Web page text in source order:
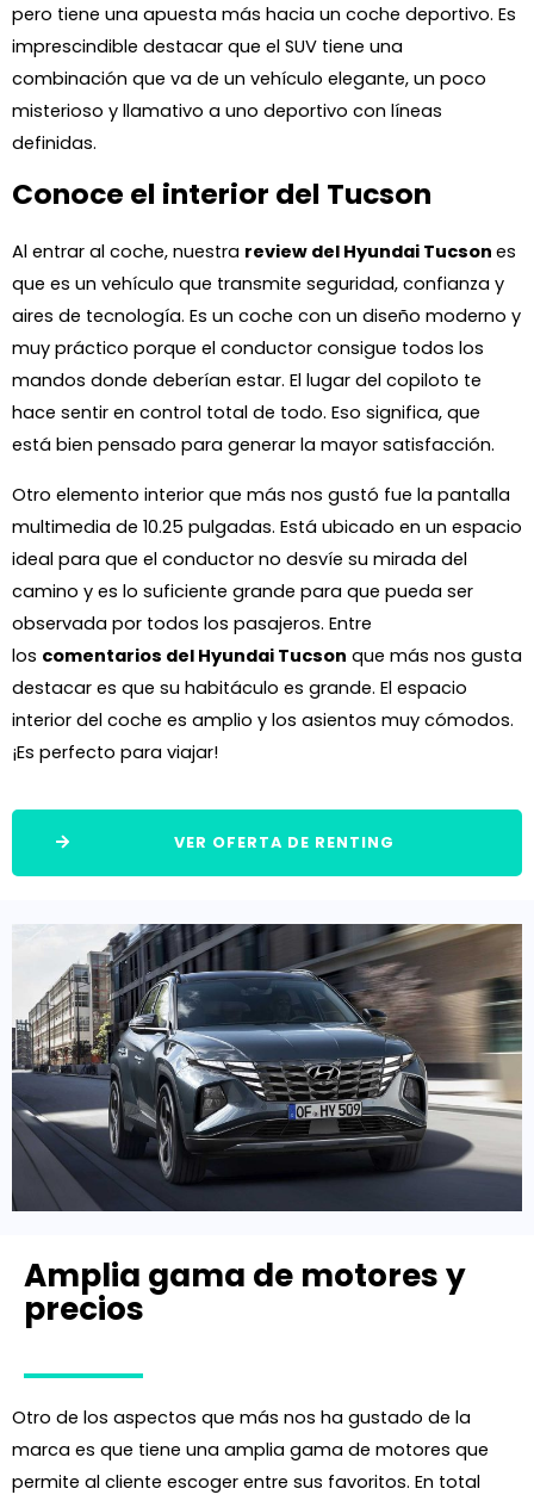
pero tiene una apuesta más hacia un coche deportivo. Es
imprescindible destacar que el SUV tiene una
combinación que va de un vehículo elegante, un poco
misterioso y llamativo a uno deportivo con líneas
definidas.
Conoce el interior del Tucson
Al entrar al coche, nuestra review del Hyundai Tucson es
que es un vehículo que transmite seguridad, confianza y
aires de tecnología. Es un coche con un diseño moderno y
muy práctico porque el conductor consigue todos los
mandos donde deberían estar. El lugar del copiloto te
hace sentir en control total de todo. Eso significa, que
está bien pensado para generar la mayor satisfacción.
Otro elemento interior que más nos gustó fue la pantalla
multimedia de 10.25 pulgadas. Está ubicado en un espacio
ideal para que el conductor no desvíe su mirada del
camino y es lo suficiente grande para que pueda ser
observada por todos los pasajeros. Entre
los comentarios del Hyundai Tucson que más nos gusta
destacar es que su habitáculo es grande. El espacio
interior del coche es amplio y los asientos muy cómodos.
¡Es perfecto para viajar!
VER OFERTA DE RENTING
Amplia gama de motores y
precios
Otro de los aspectos que más nos ha gustado de la
marca es que tiene una amplia gama de motores que
permite al cliente escoger entre sus favoritos. En total